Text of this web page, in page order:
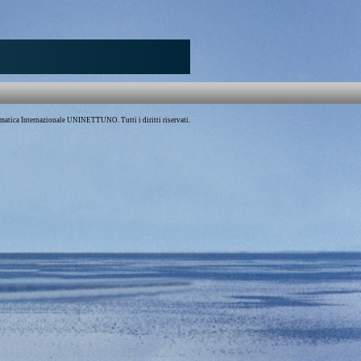
Internazionale UNINETTUNO. Tutti i diritti riservati.